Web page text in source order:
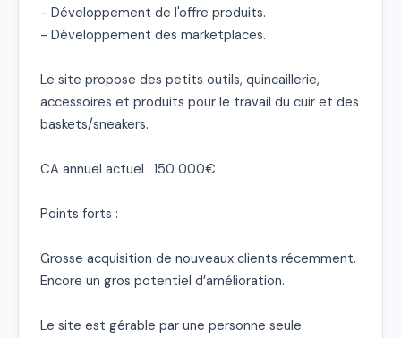
- Développement de l'offre produits.
- Développement des marketplaces.
Le site propose des petits outils, quincaillerie,
accessoires et produits pour le travail du cuir et des
baskets/sneakers.
CA annuel actuel : 150 000€
Points forts :
Grosse acquisition de nouveaux clients récemment.
Encore un gros potentiel d’amélioration.
Le site est gérable par une personne seule.